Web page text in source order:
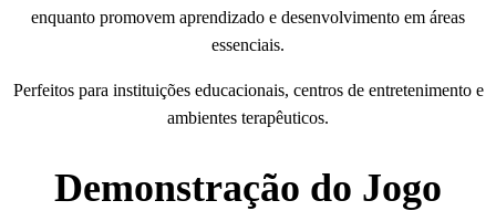
enquanto promovem aprendizado e desenvolvimento em áreas
essenciais.
Perfeitos para instituições educacionais, centros de entretenimento e
ambientes terapêuticos.
Demonstração do Jogo